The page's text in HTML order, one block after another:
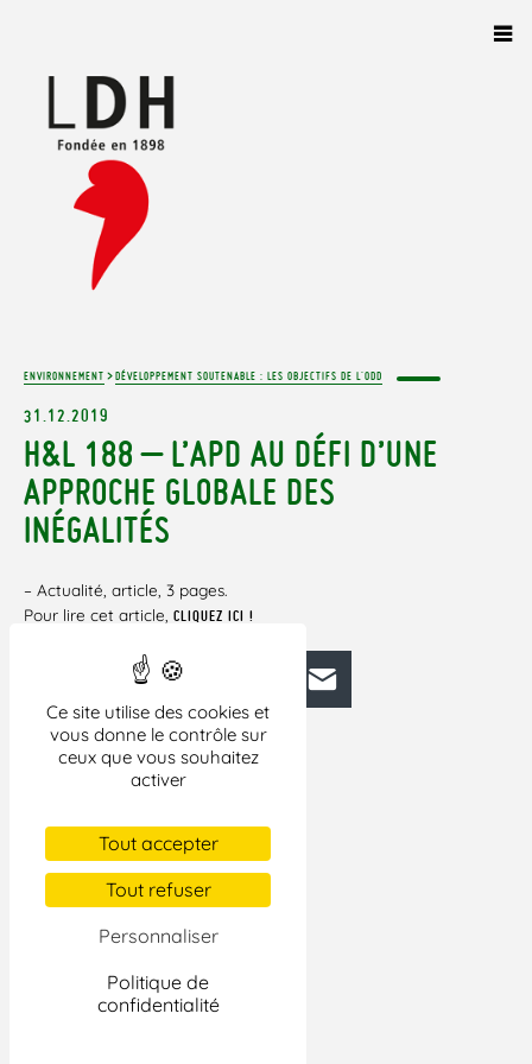
Ce site utilise des cookies et
vous donne le contrôle sur
ceux que vous souhaitez
activer
Tout accepter
Tout refuser
Personnaliser
Politique de
confidentialité
ENVIRONNEMENT >DÉVELOPPEMENT SOUTENABLE : LES OBJECTIFS DE L'ODD
31.12.2019
H&L 188 – L’APD AU DÉFI D’UNE
APPROCHE GLOBALE DES
INÉGALITÉS
– Actualité, article, 3 pages.
Pour lire cet article, CLIQUEZ ICI !
FacebookBlueskyMastodonLinkedIn